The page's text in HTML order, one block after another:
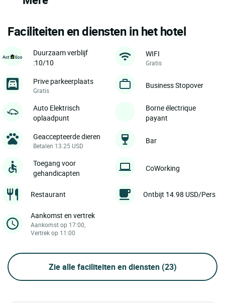
Faciliteiten en diensten in het hotel
Duurzaam verblijf
:10/10
WIFI
Gratis
Prive parkeerplaats
Gratis
Business Stopover
Auto Elektrisch
oplaadpunt
Borne électrique
payant
Geaccepteerde dieren
Betalen 13.25 USD
Bar
Toegang voor
gehandicapten
CoWorking
Restaurant Ontbijt 14.98 USD/Pers
Aankomst en vertrek
Aankomst op 17:00,
Vertrek op 11:00
Zie alle faciliteiten en diensten (23)